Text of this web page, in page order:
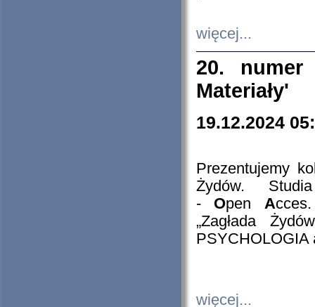
więcej...
20. numer
Materiały'
19.12.2024
Prezentujemy
Żydów.
- Open A
„Zagłada
PSYCHOLOGIA
więcej...